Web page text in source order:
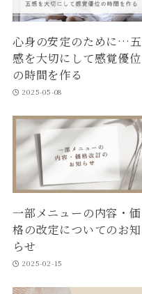
心身の安定のために…五
感を大切にして感覚優位
の時間を作る
2025-05-08
一部メニューの内容・価
格の改定についてのお知
らせ
2025-02-15